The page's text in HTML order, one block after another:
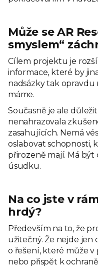
Může se AR
smyslem“
Cílem projektu je
informace, které by
nadsázky tak opravdu
máme.
Současně je ale
nenahrazovala
zasahujících. Nemá
oslabovat schopnosti,
přirozeně mají. Má
úsudku.
Na co jste v
hrdý?
Především na to, že
užitečný. Že nejde
o řešení, které může v
nebo přispět k